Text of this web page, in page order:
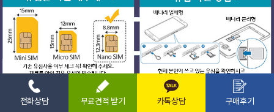
전화상담 무료견적 받기 카톡상담 구매후기